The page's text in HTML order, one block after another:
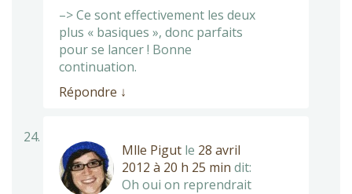
–> Ce sont effectivement les deux
plus « basiques », donc parfaits
pour se lancer ! Bonne
continuation.
Répondre ↓
Mlle Pigut le 28 avril
2012 à 20 h 25 min dit:
Oh oui on reprendrait